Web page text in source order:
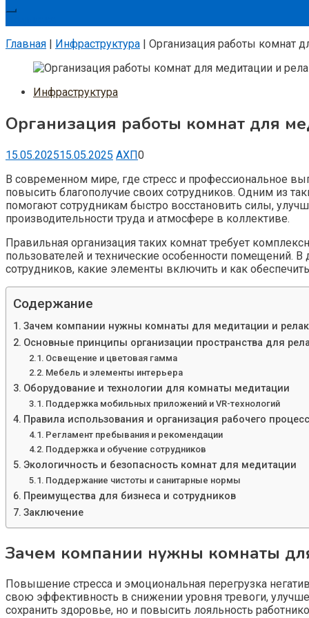
Главная | Инфраструктура | Организация работы комнат
Инфраструктура
Организация работы комнат для
15.05.202515.05.2025 АХП0
В современном мире, где стресс и профессиональное
повысить благополучие своих сотрудников. Одним из
помогают сотрудникам быстро восстановить силы,
производительности труда и атмосфере в коллективе.
Правильная организация таких комнат требует
пользователей и технические особенности помещений.
сотрудников, какие элементы включить и как
Содержание
Зачем компании нужны комнаты для медитации и
Основные принципы организации пространства для
Освещение и цветовая гамма
Мебель и элементы интерьера
Оборудование и технологии для комнаты медитации
Поддержка мобильных приложений и VR-технологий
Правила использования и организация рабочего
Регламент пребывания и рекомендации
Поддержка и обучение сотрудников
Экологичность и безопасность комнат для медитации
Поддержание чистоты и санитарные нормы
Преимущества для бизнеса и сотрудников
Заключение
Зачем компании нужны комнаты
Повышение стресса и эмоциональная перегрузка
свою эффективность в снижении уровня тревоги,
сохранить здоровье, но и повысить лояльность